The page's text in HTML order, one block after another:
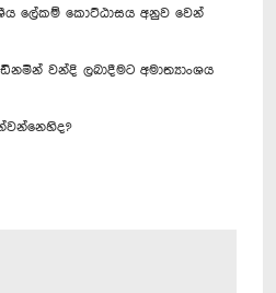
ලේකම් කොට්ඨාසය අනුව වෙන්
වන්දි ලබාදීමට අමාත්‍යාංශය